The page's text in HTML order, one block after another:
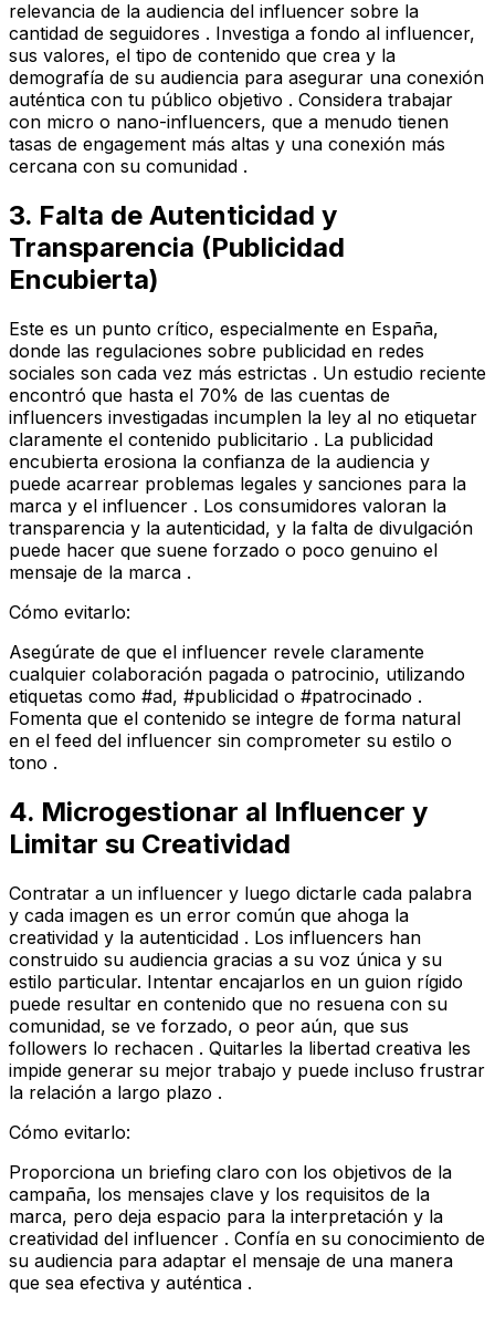
relevancia de la audiencia del influencer sobre la
cantidad de seguidores . Investiga a fondo al influencer,
sus valores, el tipo de contenido que crea y la
demografía de su audiencia para asegurar una conexión
auténtica con tu público objetivo . Considera trabajar
con micro o nano-influencers, que a menudo tienen
tasas de engagement más altas y una conexión más
cercana con su comunidad .
3. Falta de Autenticidad y
Transparencia (Publicidad
Encubierta)
Este es un punto crítico, especialmente en España,
donde las regulaciones sobre publicidad en redes
sociales son cada vez más estrictas . Un estudio reciente
encontró que hasta el 70% de las cuentas de
influencers investigadas incumplen la ley al no etiquetar
claramente el contenido publicitario . La publicidad
encubierta erosiona la confianza de la audiencia y
puede acarrear problemas legales y sanciones para la
marca y el influencer . Los consumidores valoran la
transparencia y la autenticidad, y la falta de divulgación
puede hacer que suene forzado o poco genuino el
mensaje de la marca .
Cómo evitarlo:
Asegúrate de que el influencer revele claramente
cualquier colaboración pagada o patrocinio, utilizando
etiquetas como #ad, #publicidad o #patrocinado .
Fomenta que el contenido se integre de forma natural
en el feed del influencer sin comprometer su estilo o
tono .
4. Microgestionar al Influencer y
Limitar su Creatividad
Contratar a un influencer y luego dictarle cada palabra
y cada imagen es un error común que ahoga la
creatividad y la autenticidad . Los influencers han
construido su audiencia gracias a su voz única y su
estilo particular. Intentar encajarlos en un guion rígido
puede resultar en contenido que no resuena con su
comunidad, se ve forzado, o peor aún, que sus
followers lo rechacen . Quitarles la libertad creativa les
impide generar su mejor trabajo y puede incluso frustrar
la relación a largo plazo .
Cómo evitarlo:
Proporciona un briefing claro con los objetivos de la
campaña, los mensajes clave y los requisitos de la
marca, pero deja espacio para la interpretación y la
creatividad del influencer . Confía en su conocimiento de
su audiencia para adaptar el mensaje de una manera
que sea efectiva y auténtica .